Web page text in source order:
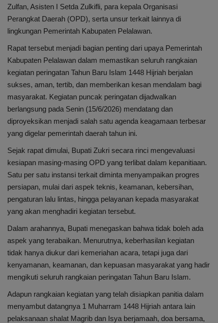
Mitra
Nasional
Pendidikan
Kesehatan
Zulfan, Asisten I Setda Zulkifli, para kepala Organisasi
Perangkat Daerah (OPD), serta unsur terkait lainnya di
lingkungan Pemerintah Kabupaten Pelalawan.
Rapat tersebut menjadi bagian penting dari upaya Pemerintah
Kabupaten Pelalawan dalam memastikan seluruh rangkaian
kegiatan peringatan Tahun Baru Islam 1448 Hijriah berjalan
sukses, aman, tertib, dan memberikan kesan mendalam bagi
masyarakat. Kegiatan puncak peringatan dijadwalkan
berlangsung pada Senin (15/6/2026) mendatang dan
diproyeksikan menjadi salah satu agenda keagamaan terbesar
yang digelar pemerintah daerah tahun ini.
Sejak rapat dimulai, Bupati Zukri secara rinci mengevaluasi
kesiapan masing-masing OPD yang terlibat dalam kepanitiaan.
Satu per satu instansi terkait diminta menyampaikan progres
persiapan, mulai dari aspek teknis, keamanan, kebersihan,
pengaturan lalu lintas, hingga pelayanan kepada masyarakat
yang akan menghadiri kegiatan tersebut.
Dalam arahannya, Bupati menegaskan bahwa tidak boleh ada
aspek yang terabaikan. Menurutnya, keberhasilan kegiatan
tidak hanya diukur dari kemeriahan acara, tetapi juga dari
kenyamanan, keamanan, dan kepuasan masyarakat yang hadir
mengikuti seluruh rangkaian peringatan Tahun Baru Islam.
Adapun rangkaian kegiatan yang telah disiapkan panitia dalam
menyambut datangnya 1 Muharram 1448 Hijriah antara lain
pelaksanaan shalat Magrib dan Isya berjamaah, doa bersama,